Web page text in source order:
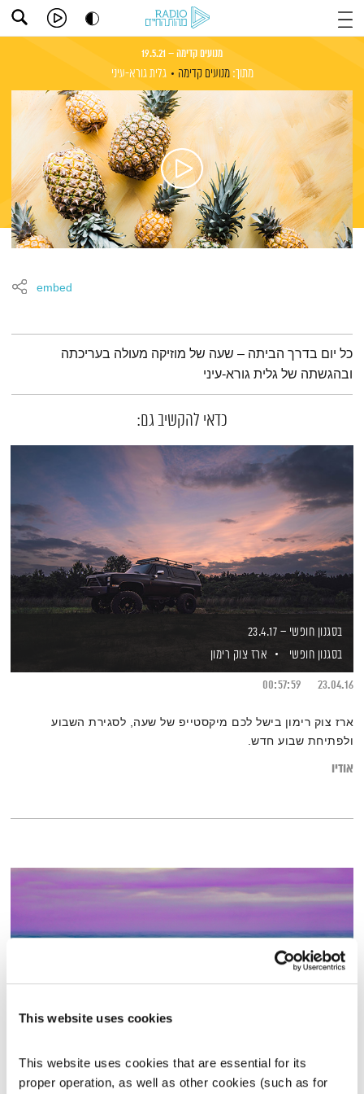
This website uses cookies
This website uses cookies that are essential for its
proper operation, as well as other cookies (such as for
מנועים קדימה – 19.5.21
מתוך: מנועים קדימה גלית גורא-עיני
embed
תמצית הפודקאסט
כל יום בדרך הביתה – שעה של מוזיקה מעולה בעריכתה
ובהגשתה של גלית גורא-עיני
כדאי להקשיב גם:
בסגנון חופשי – 23.4.17
בסגנון חופשי
ארז צוק רימון
23.04.16
00:57:59
ארז צוק רימון בישל לכם מיקסטייפ של שעה, לסגירת השבוע
ולפתיחת שבוע חדש.
אודיו
מדיטציית צלילים
דרור רדה